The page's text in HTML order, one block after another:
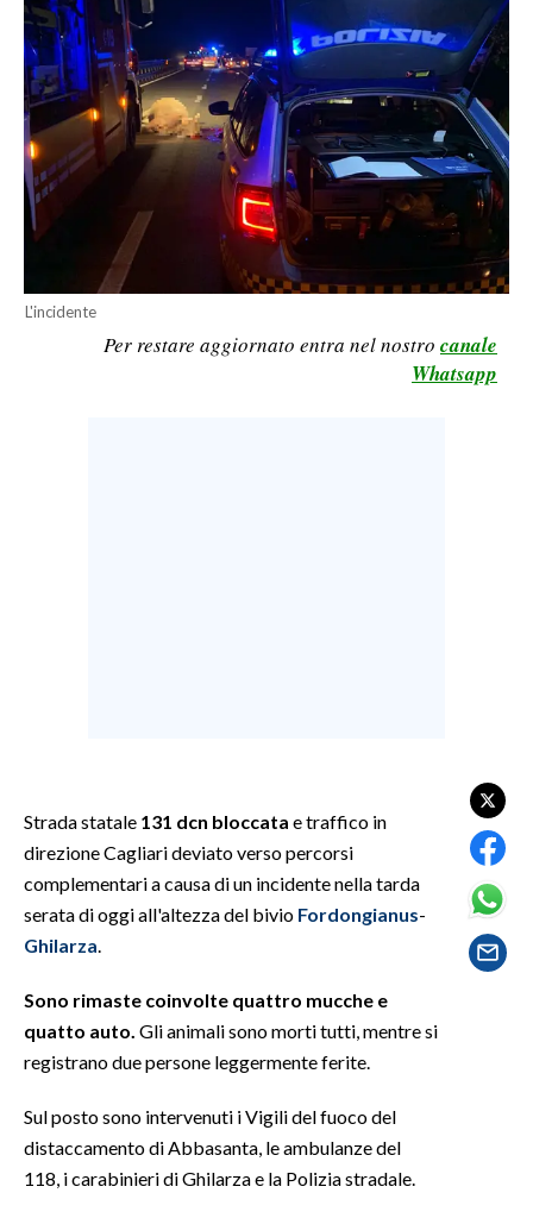
MONDO
POLITICA
ECONOMIA
SERVIZI ALLE IMPRESE
LAVORO
SPORT IN SARDEGNA
GOSSIP
SALUTE
SARDEGNA TURISMO
SARDI NEL MONDO
NOTIZIE
EVENTI
#CARAUNIONE
3 MINUTI CON
L'incidente
Per restare aggiornato entra nel nostro canale
Whatsapp
Strada statale 131 dcn bloccata e traffico in
direzione Cagliari deviato verso percorsi
complementari a causa di un incidente nella tarda
serata di oggi all'altezza del bivio Fordongianus-
Ghilarza
Sono rimaste coinvolte quattro mucche e
quatto auto. Gli animali sono morti tutti, mentre si
registrano due persone leggermente ferite.
Sul posto sono intervenuti i Vigili del fuoco del
distaccamento di Abbasanta, le ambulanze del
118, i carabinieri di Ghilarza e la Polizia stradale.